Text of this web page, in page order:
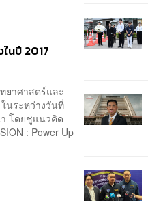
นปี 2017
ยาศาสตร์และ
ในระหว่างวันที่
โดยชูแนวคิด
: Power Up